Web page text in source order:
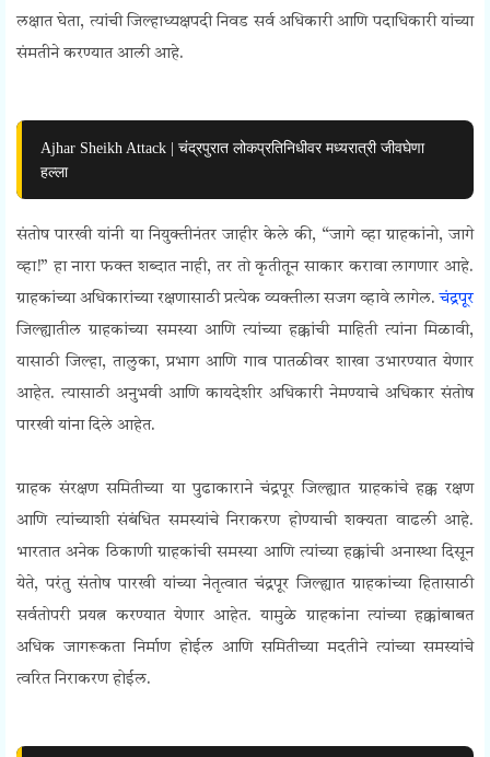
लक्षात घेता, त्यांची जिल्हाध्यक्षपदी निवड सर्व अधिकारी आणि पदाधिकारी यांच्या
संमतीने करण्यात आली आहे.
Ajhar Sheikh Attack | चंद्रपुरात लोकप्रतिनिधीवर मध्यरात्री जीवघेणा
हल्ला
संतोष पारखी यांनी या नियुक्तीनंतर जाहीर केले की, “जागे व्हा ग्राहकांनो, जागे
व्हा!” हा नारा फक्त शब्दात नाही, तर तो कृतीतून साकार करावा लागणार आहे.
ग्राहकांच्या अधिकारांच्या रक्षणासाठी प्रत्येक व्यक्तीला सजग व्हावे लागेल.चंद्रपूर
जिल्ह्यातील ग्राहकांच्या समस्या आणि त्यांच्या हक्कांची माहिती त्यांना मिळावी,
यासाठी जिल्हा, तालुका, प्रभाग आणि गाव पातळीवर शाखा उभारण्यात येणार
आहेत. त्यासाठी अनुभवी आणि कायदेशीर अधिकारी नेमण्याचे अधिकार संतोष
पारखी यांना दिले आहेत.
ग्राहक संरक्षण समितीच्या या पुढाकाराने चंद्रपूर जिल्ह्यात ग्राहकांचे हक्क रक्षण
आणि त्यांच्याशी संबंधित समस्यांचे निराकरण होण्याची शक्यता वाढली आहे.
भारतात अनेक ठिकाणी ग्राहकांची समस्या आणि त्यांच्या हक्कांची अनास्था दिसून
येते, परंतु संतोष पारखी यांच्या नेतृत्वात चंद्रपूर जिल्ह्यात ग्राहकांच्या हितासाठी
सर्वतोपरी प्रयत्न करण्यात येणार आहेत. यामुळे ग्राहकांना त्यांच्या हक्कांबाबत
अधिक जागरूकता निर्माण होईल आणि समितीच्या मदतीने त्यांच्या समस्यांचे
त्वरित निराकरण होईल.